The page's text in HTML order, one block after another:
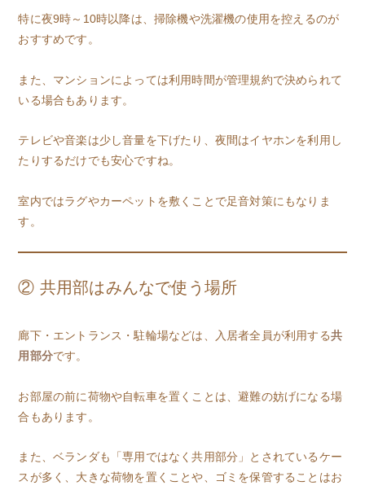
特に夜9時～10時以降は、掃除機や洗濯機の使用を控えるのが
おすすめです。
また、マンションによっては利用時間が管理規約で決められて
いる場合もあります。
テレビや音楽は少し音量を下げたり、夜間はイヤホンを利用し
たりするだけでも安心ですね。
室内ではラグやカーペットを敷くことで足音対策にもなりま
す。
② 共用部はみんなで使う場所
廊下・エントランス・駐輪場などは、入居者全員が利用する共
用部分です。
お部屋の前に荷物や自転車を置くことは、避難の妨げになる場
合もあります。
また、ベランダも「専用ではなく共用部分」とされているケー
スが多く、大きな荷物を置くことや、ゴミを保管することはお